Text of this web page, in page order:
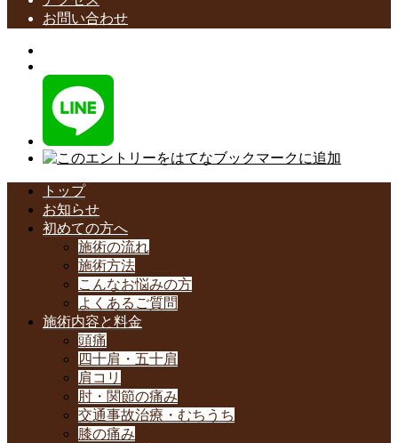
お問い合わせ
トップ
お知らせ
初めての方へ
施術の流れ
施術方法
こんなお悩みの方
よくあるご質問
施術内容と料金
頭痛
四十肩・五十肩
肩コリ
肘・関節の痛み
交通事故治療・むちうち
膝の痛み